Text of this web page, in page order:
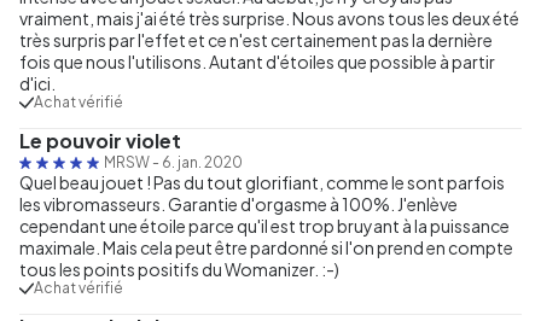
vraiment, mais j'ai été très surprise. Nous avons tous les deux été
très surpris par l'effet et ce n'est certainement pas la dernière
fois que nous l'utilisons. Autant d'étoiles que possible à partir
d'ici.
Achat vérifié
Le pouvoir violet
MRSW - 6. jan. 2020
Quel beau jouet ! Pas du tout glorifiant, comme le sont parfois
les vibromasseurs. Garantie d'orgasme à 100%. J'enlève
cependant une étoile parce qu'il est trop bruyant à la puissance
maximale. Mais cela peut être pardonné si l'on prend en compte
tous les points positifs du Womanizer. :-)
Achat vérifié